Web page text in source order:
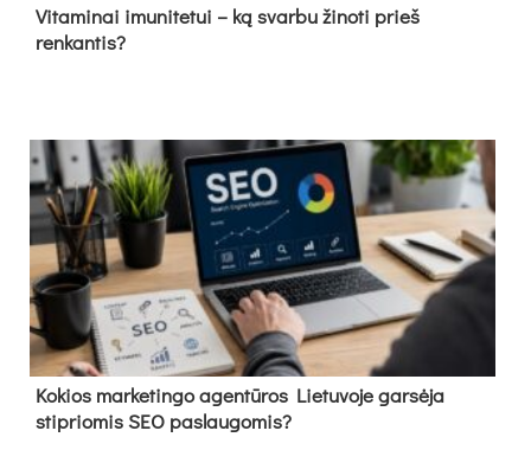
Vitaminai imunitetui – ką svarbu žinoti prieš
renkantis?
Kokios marketingo agentūros Lietuvoje garsėja
stipriomis SEO paslaugomis?